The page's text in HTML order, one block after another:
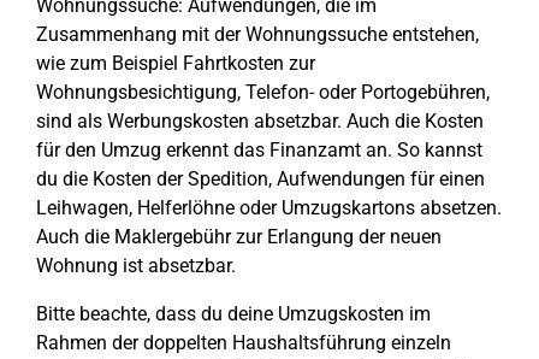
Wohnungssuche: Aufwendungen, die im
Zusammenhang mit der Wohnungssuche entstehen,
wie zum Beispiel Fahrtkosten zur
Wohnungsbesichtigung, Telefon- oder Portogebühren,
sind als Werbungskosten absetzbar. Auch die Kosten
für den Umzug erkennt das Finanzamt an. So kannst
du die Kosten der Spedition, Aufwendungen für einen
Leihwagen, Helferlöhne oder Umzugskartons absetzen.
Auch die Maklergebühr zur Erlangung der neuen
Wohnung ist absetzbar.
Bitte beachte, dass du deine Umzugskosten im
Rahmen der doppelten Haushaltsführung einzeln